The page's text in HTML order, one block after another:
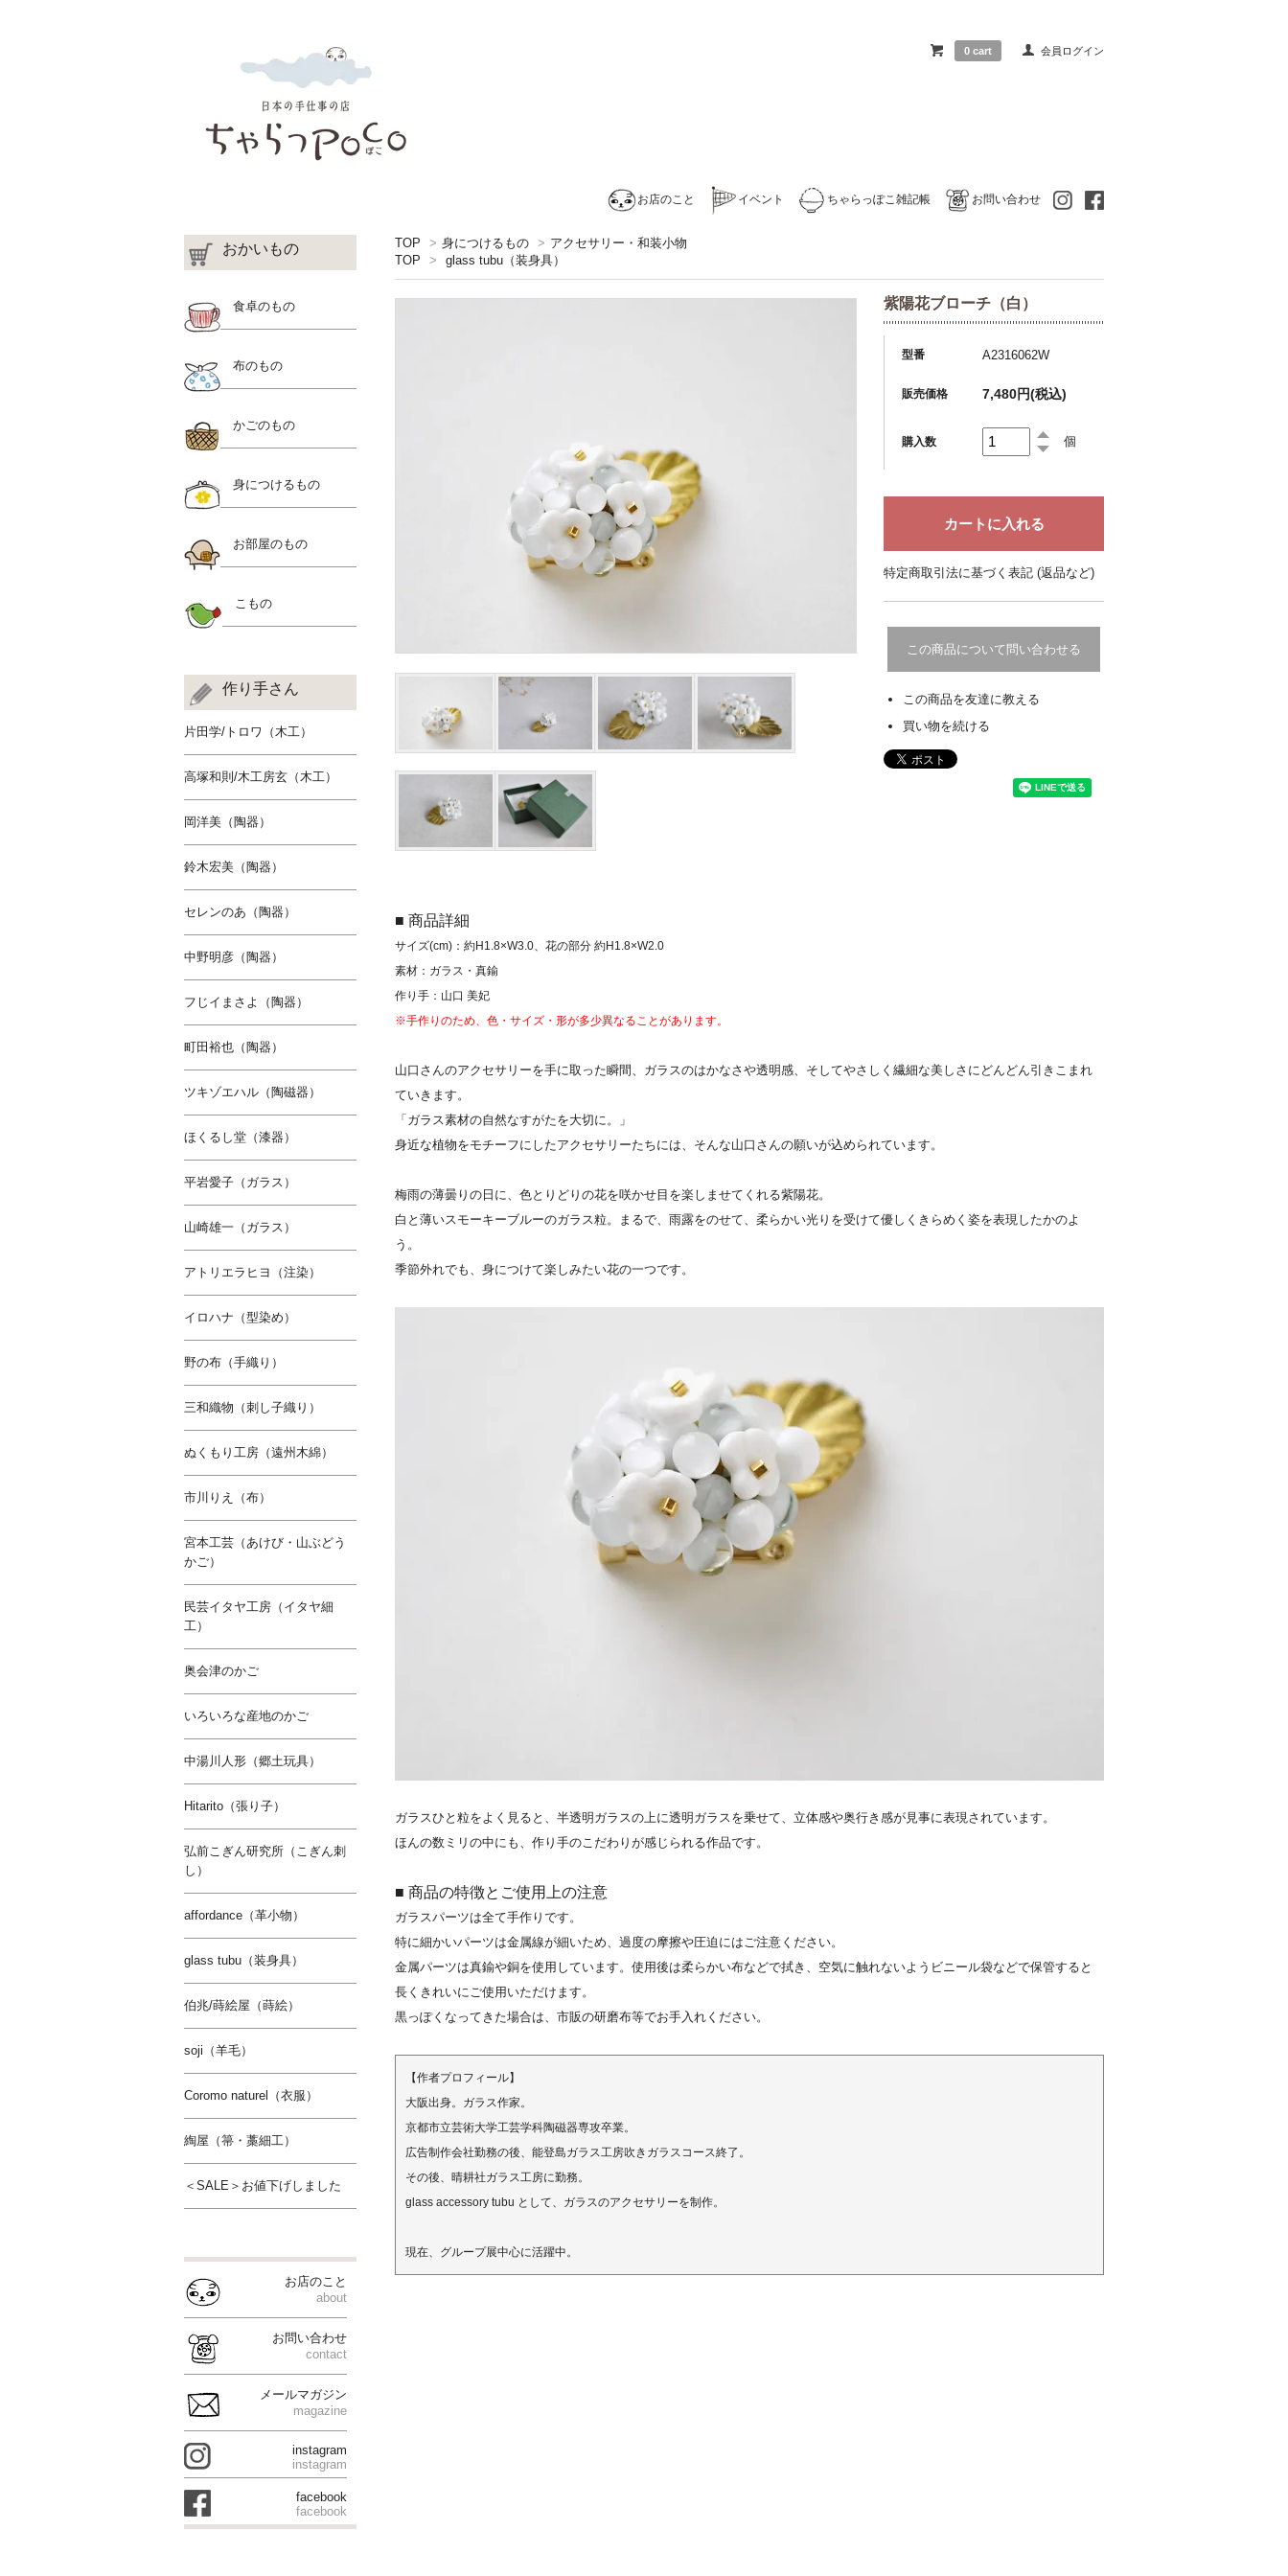
会員ログイン
0 cart
お店のこと イベント ちゃらっぽこ雑記帳 お問い合わせ
TOP > 身につけるもの > アクセサリー・和装小物
TOP
> glass tubu（装身具）
紫陽花ブローチ（白）
型番 A2316062W
販売価格 7,480円(税込)
購入数 個
特定商取引法に基づく表記 (返品など)
この商品について問い合わせる
この商品を友達に教える
買い物を続ける
■ 商品詳細
サイズ(cm)：約H1.8×W3.0、花の部分 約H1.8×W2.0
素材：ガラス・真鍮
作り手：山口 美妃
※手作りのため、色・サイズ・形が多少異なることがあります。
山口さんのアクセサリーを手に取った瞬間、ガラスのはかなさや透明感、そしてやさしく繊細な美しさにどんどん引きこまれ
ていきます。
「ガラス素材の自然なすがたを大切に。」
身近な植物をモチーフにしたアクセサリーたちには、そんな山口さんの願いが込められています。
梅雨の薄曇りの日に、色とりどりの花を咲かせ目を楽しませてくれる紫陽花。
白と薄いスモーキーブルーのガラス粒。まるで、雨露をのせて、柔らかい光りを受けて優しくきらめく姿を表現したかのよ
う。
季節外れでも、身につけて楽しみたい花の一つです。
ガラスひと粒をよく見ると、半透明ガラスの上に透明ガラスを乗せて、立体感や奥行き感が見事に表現されています。
ほんの数ミリの中にも、作り手のこだわりが感じられる作品です。
■ 商品の特徴とご使用上の注意
ガラスパーツは全て手作りです。
特に細かいパーツは金属線が細いため、過度の摩擦や圧迫にはご注意ください。
金属パーツは真鍮や銅を使用しています。使用後は柔らかい布などで拭き、空気に触れないようビニール袋などで保管すると
長くきれいにご使用いただけます。
黒っぽくなってきた場合は、市販の研磨布等でお手入れください。
【作者プロフィール】
大阪出身。ガラス作家。
京都市立芸術大学工芸学科陶磁器専攻卒業。
広告制作会社勤務の後、能登島ガラス工房吹きガラスコース終了。
その後、晴耕社ガラス工房に勤務。
glass accessory tubu として、ガラスのアクセサリーを制作。
現在、グループ展中心に活躍中。
おかいもの
食卓のもの
布のもの
かごのもの
身につけるもの
お部屋のもの
こもの
作り手さん
片田学/トロワ（木工）
高塚和則/木工房玄（木工）
岡洋美（陶器）
鈴木宏美（陶器）
セレンのあ（陶器）
中野明彦（陶器）
フじイまさよ（陶器）
町田裕也（陶器）
ツキゾエハル（陶磁器）
ほくるし堂（漆器）
平岩愛子（ガラス）
山崎雄一（ガラス）
アトリエラヒヨ（注染）
イロハナ（型染め）
野の布（手織り）
三和織物（刺し子織り）
ぬくもり工房（遠州木綿）
市川りえ（布）
宮本工芸（あけび・山ぶどう
かご）
民芸イタヤ工房（イタヤ細
工）
奥会津のかご
いろいろな産地のかご
中湯川人形（郷土玩具）
Hitarito（張り子）
弘前こぎん研究所（こぎん刺
し）
affordance（革小物）
glass tubu（装身具）
伯兆/蒔絵屋（蒔絵）
soji（羊毛）
Coromo naturel（衣服）
綯屋（箒・藁細工）
＜SALE＞お値下げしました
お店のこと
about
お問い合わせ
contact
メールマガジン
magazine
instagram
instagram
facebook
facebook